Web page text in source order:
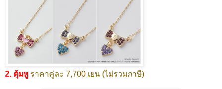
2. ตุ้มหู ราคาคู่ละ 7,700 เยน (ไม่รวมภาษี)